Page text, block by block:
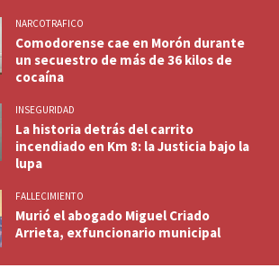
NARCOTRAFICO
Comodorense cae en Morón durante
un secuestro de más de 36 kilos de
cocaína
INSEGURIDAD
La historia detrás del carrito
incendiado en Km 8: la Justicia bajo la
lupa
FALLECIMIENTO
Murió el abogado Miguel Criado
Arrieta, exfuncionario municipal